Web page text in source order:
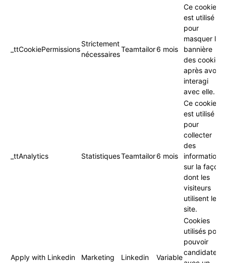
_ttCookiePermissions
Strictement
nécessaires
Teamtailor6 mois
Ce cookie
est utilisé
pour
masquer la
bannière
des cookies
après avoir
interagi
avec elle.
_ttAnalytics StatistiquesTeamtailor6 mois
Ce cookie
est utilisé
pour
collecter
des
informations
sur la façon
dont les
visiteurs
utilisent le
site.
Apply with Linkedin Marketing Linkedin Variable
Cookies
utilisés pour
pouvoir
candidater